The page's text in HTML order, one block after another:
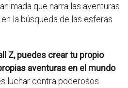
que narra las aventuras
la búsqueda de las esferas
Z, puedes crear tu propio
aventuras en el mundo
luchar contra poderosos